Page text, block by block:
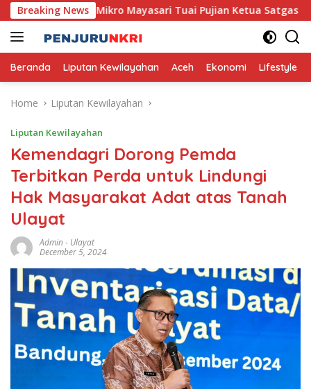
Skip
to
content
Breaking News
Usaha Mikro Mayasari Tuai Pujian Ketua Satgas PRR
Beranda Liputan Kewilayahan Aceh Ekonomi Lifestyle
Home Liputan Kewilayahan
Liputan Kewilayahan
Kemendagri Dorong Pemda
Terbitkan Perda untuk Lindungi
Hak Masyarakat Adat atas Tanah
Ulayat
Admin- Ulayat
December 5, 2024